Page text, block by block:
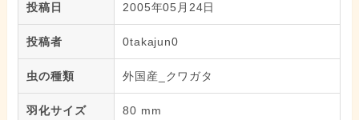
投稿日 2005年05月24日
投稿者 0takajun0
虫の種類 外国産_クワガタ
羽化サイズ 80 mm